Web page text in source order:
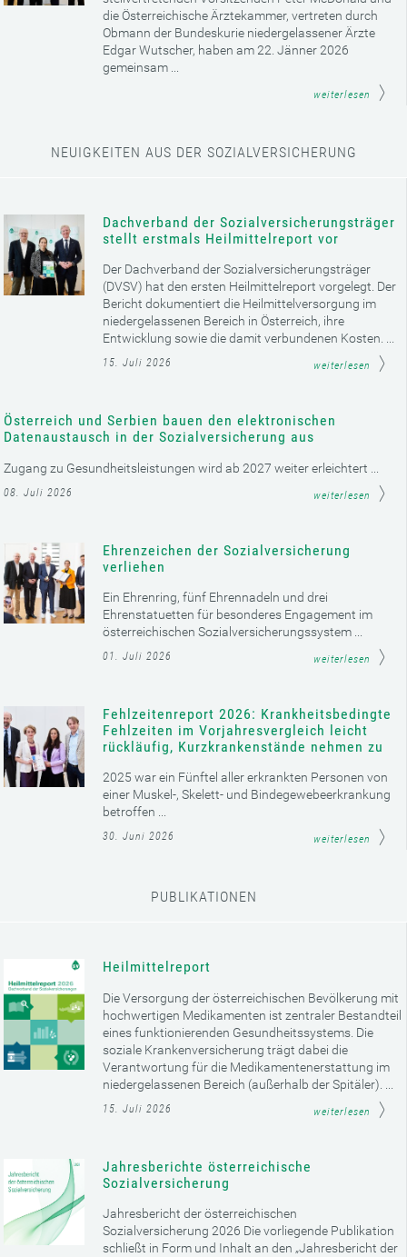
die Österreichische Ärztekammer, vertreten durch
Obmann der Bundeskurie niedergelassener Ärzte
Edgar Wutscher, haben am 22. Jänner 2026
gemeinsam ...
weiterlesen
NEUIGKEITEN AUS DER SOZIALVERSICHERUNG
Dachverband der Sozialversicherungsträger
stellt erstmals Heilmittelreport vor
Der Dachverband der Sozialversicherungsträger
(DVSV) hat den ersten Heilmittelreport vorgelegt. Der
Bericht dokumentiert die Heilmittelversorgung im
niedergelassenen Bereich in Österreich, ihre
Entwicklung sowie die damit verbundenen Kosten. ...
15. Juli 2026 weiterlesen
Österreich und Serbien bauen den elektronischen
Datenaustausch in der Sozialversicherung aus
Zugang zu Gesundheitsleistungen wird ab 2027 weiter erleichtert ...
08. Juli 2026 weiterlesen
Ehrenzeichen der Sozialversicherung
verliehen
Ein Ehrenring, fünf Ehrennadeln und drei
Ehrenstatuetten für besonderes Engagement im
österreichischen Sozialversicherungssystem ...
01. Juli 2026 weiterlesen
Fehlzeitenreport 2026: Krankheitsbedingte
Fehlzeiten im Vorjahresvergleich leicht
rückläufig, Kurzkrankenstände nehmen zu
2025 war ein Fünftel aller erkrankten Personen von
einer Muskel-, Skelett- und Bindegewebeerkrankung
betroffen ...
30. Juni 2026 weiterlesen
PUBLIKATIONEN
Heilmittelreport
Die Versorgung der österreichischen Bevölkerung mit
hochwertigen Medikamenten ist zentraler Bestandteil
eines funktionierenden Gesundheitssystems. Die
soziale Krankenversicherung trägt dabei die
Verantwortung für die Medikamentenerstattung im
niedergelassenen Bereich (außerhalb der Spitäler). ...
15. Juli 2026 weiterlesen
Jahresberichte österreichische
Sozialversicherung
Jahresbericht der österreichischen
Sozialversicherung 2026 Die vorliegende Publikation
schließt in Form und Inhalt an den „Jahresbericht der